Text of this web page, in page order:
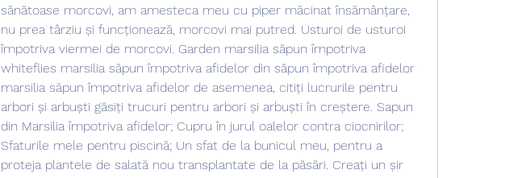
sănătoase morcovi, am amesteca meu cu piper măcinat însămânțare,
nu prea târziu și funcționează, morcovi mai putred. Usturoi de usturoi
împotriva viermei de morcovi. Garden marsilia săpun împotriva
whiteflies marsilia săpun împotriva afidelor din săpun împotriva afidelor
marsilia săpun împotriva afidelor de asemenea, citiți lucrurile pentru
arbori și arbuști găsiți trucuri pentru arbori și arbuști în creștere. Sapun
din Marsilia împotriva afidelor; Cupru în jurul oalelor contra ciocnirilor;
Sfaturile mele pentru piscină; Un sfat de la bunicul meu, pentru a
proteja plantele de salată nou transplantate de la păsări. Creați un șir